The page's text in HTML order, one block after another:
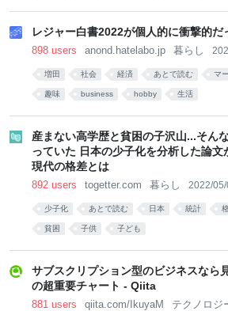
レジャー白書2022が個人的に衝撃的だ
898 users anond.hatelabo.jp 暮らし
増田 社会 経済 あとで読む マ
趣味 business hobby 生活
産まない高学歴と貧困の子沢山...そん
っていた 日本の少子化を分析した論文
現代の格差とは
892 users togetter.com 暮らし 2022/05/
少子化 あとで読む 日本 統計
貧困 子供 子ども
サブスクリプション型のビジネスなら
の超重要チャート - Qiita
881 users qiita.com/IkuyaM テクノロジ